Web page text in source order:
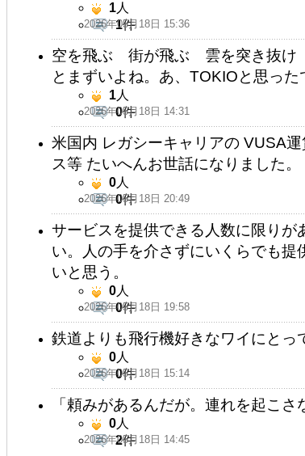
2026年05月18日 15:36
1人
1件
空を飛ぶ 街が飛ぶ 雲を突き抜け
とまずいよね。あ、TOKIOと思った
2026年05月18日 14:31
1人
0件
米国内 レガシーキャリアの VUSA
ス等 たいへんお世話になりました
2026年05月18日 20:49
0人
0件
サービスを提供できる人数に限り
い。人の手を介さずにいくらでも提
いと思う。
2026年05月18日 19:58
0人
0件
2026年05月18日 15:14
0人
0件
「頼みがあるんだが。連れを起こさ
2026年05月18日 14:45
0人
2件